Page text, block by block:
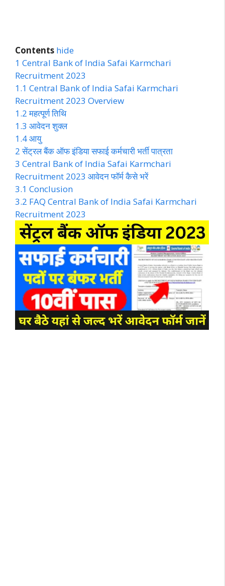
Contents hide
1 Central Bank of India Safai Karmchari
Recruitment 2023
1.1 Central Bank of India Safai Karmchari
Recruitment 2023 Overview
1.2 महत्पूर्ण तिथि
1.3 आवेदन शुक्ल
1.4आयु
2 सेंट्रल बैंक ऑफ इंडिया सफाई कर्मचारी भर्ती पात्रता
3 Central Bank of India Safai Karmchari
Recruitment 2023 आवेदन फॉर्म कैसे भरें
3.1 Conclusion
3.2 FAQ Central Bank of India Safai Karmchari
Recruitment 2023